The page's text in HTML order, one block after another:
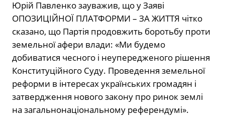
Юрій Павленко зауважив, що у Заяві
ОПОЗИЦІЙНОЇ ПЛАТФОРМИ – ЗА ЖИТТЯ чітко
сказано, що Партія продовжить боротьбу проти
земельної афери влади: «Ми будемо
добиватися чесного і неупередженого рішення
Конституційного Суду. Проведення земельної
реформи в інтересах українських громадян і
затвердження нового закону про ринок землі
на загальнонаціональному референдумі».